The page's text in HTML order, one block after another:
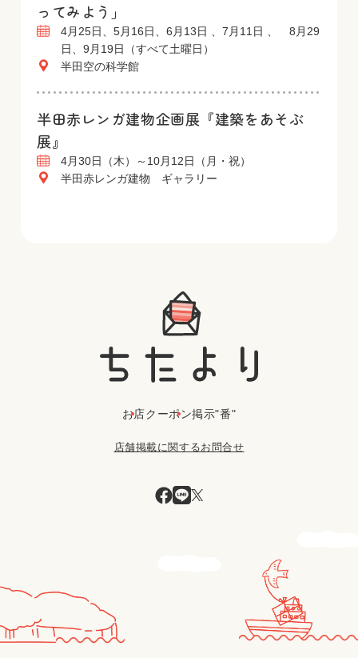
ってみよう」
4月25日、5月16日、6月13日 、7月11日 、 8月29
日、9月19日（すべて土曜日）
半田空の科学館
半田赤レンガ建物企画展『建築をあそぶ
展』
4月30日（木）～10月12日（月・祝）
半田赤レンガ建物 ギャラリー
お店クーポン掲示"番"
店舗掲載に関するお問合せ